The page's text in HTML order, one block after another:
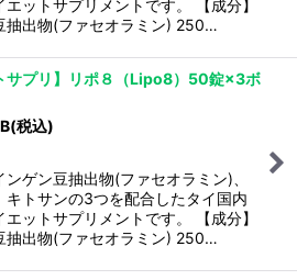
エットサプリメントです。 【成分】
抽出物(ファセオラミン) 250…
サプリ】リポ８（Lipo8）50錠×3ボ
(税込)
ンゲン豆抽出物(ファセオラミン)、
キトサンの3つを配合したタイ国内
エットサプリメントです。 【成分】
抽出物(ファセオラミン) 250…